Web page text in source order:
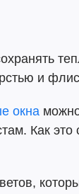
и
окна
Как это